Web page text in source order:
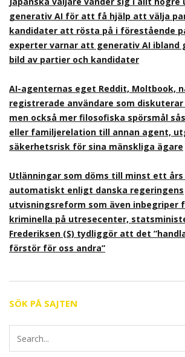
generativ AI för att få hjälp att välja
kandidater att rösta på i förestående
experter varnar att generativ AI ibland
bild av partier och kandidater
AI-agenternas eget Reddit, Moltbook,
registrerade användare som
men också mer filosofiska spörsmål
eller familjerelation till annan agent,
säkerhetsrisk för sina mänskliga ägare
Utlänningar som döms till minst ett
automatiskt enligt danska regeringens
utvisningsreform som även inbegriper
kriminella på utresecenter,
Frederiksen (S) tydliggör att det
förstör för oss andra”
SÖK PÅ SAJTEN